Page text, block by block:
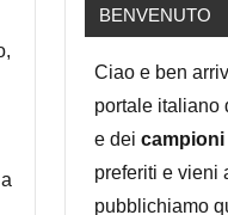
BENVENUTO
Ciao e ben
portale italiano
e dei
preferiti e vieni
pubblichiamo